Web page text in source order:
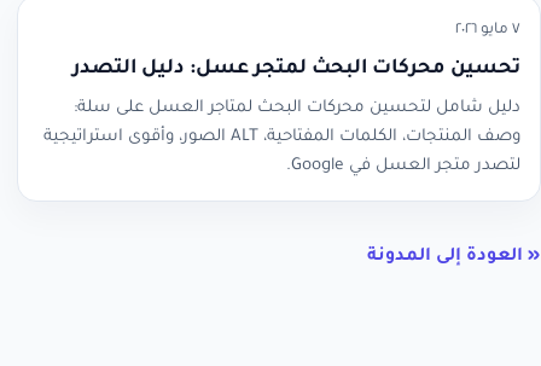
٧ مايو ٢٠٢٦
تحسين محركات البحث لمتجر عسل: دليل التصدر
دليل شامل لتحسين محركات البحث لمتاجر العسل على سلة:
وصف المنتجات، الكلمات المفتاحية، ALT الصور، وأقوى استراتيجية
لتصدر متجر العسل في Google.
« العودة إلى المدونة